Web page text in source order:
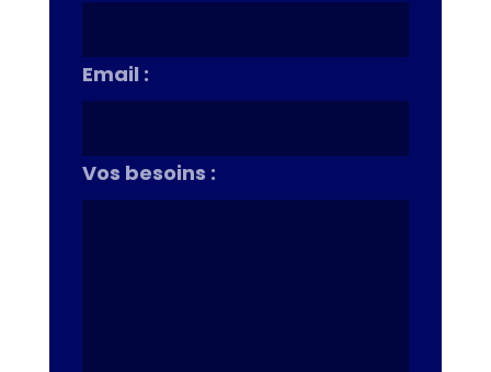
Email :
Vos besoins :